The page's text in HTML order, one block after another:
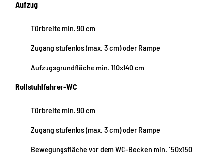
Aufzug
Türbreite min. 90 cm
Zugang stufenlos (max. 3 cm) oder Rampe
Aufzugsgrundfläche min. 110x140 cm
Rollstuhlfahrer-WC
Türbreite min. 90 cm
Zugang stufenlos (max. 3 cm) oder Rampe
Bewegungsfläche vor dem WC-Becken min. 150x150